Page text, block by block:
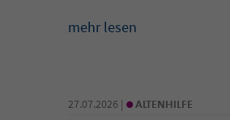
mehr lesen
27.07.2026 | • ALTENHILFE